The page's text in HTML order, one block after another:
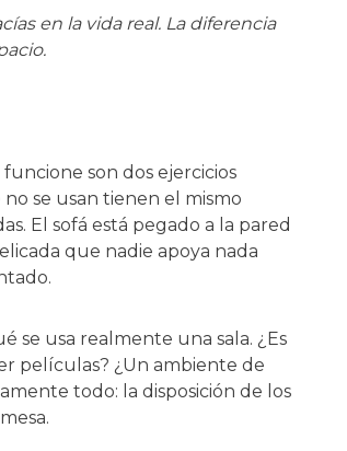
en la vida real. La diferencia
son dos ejercicios
se usan tienen el mismo
El sofá está pegado a la pared
que nadie apoya nada
se usa realmente una sala. ¿Es
películas? ¿Un ambiente de
todo: la disposición de los